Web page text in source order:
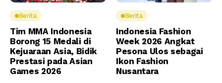
Berita
Tim MMA Indonesia
Borong 15 Medali di
Kejuaraan Asia, Bidik
Prestasi pada Asian
Games 2026
Berita
Indonesia Fashion
Week 2026 Angkat
Pesona Ulos sebagai
Ikon Fashion
Nusantara